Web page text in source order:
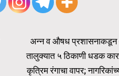
अन्न व औषध
तालुक्यात ५ ठिकाणी धडक
कृत्रिम रंगाचा वापर;